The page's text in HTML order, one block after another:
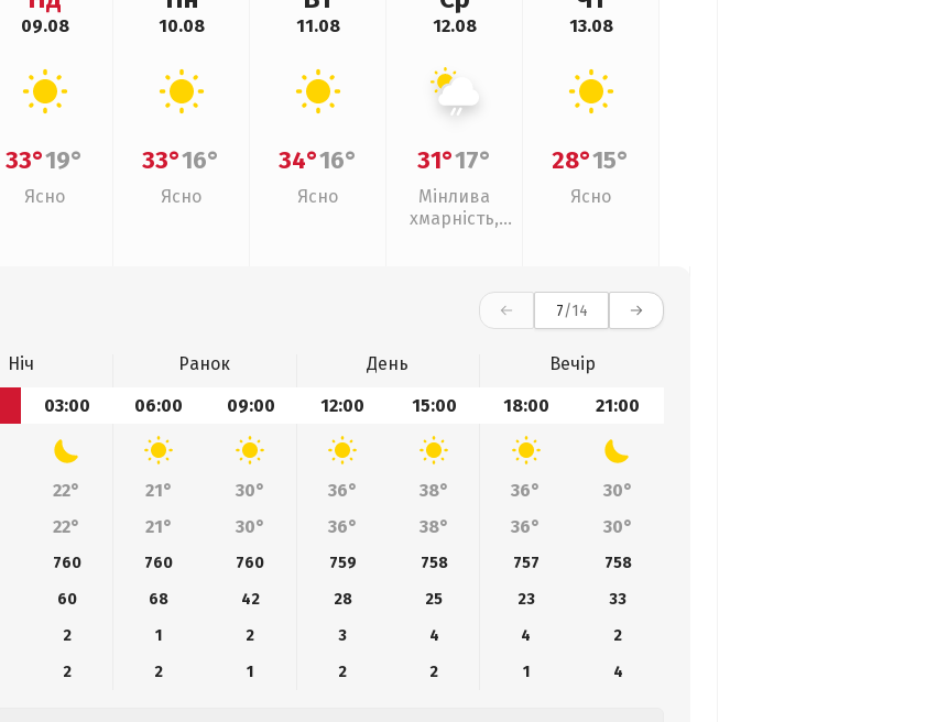
09.08
33°19°
Ясно
10.08
33°16°
Ясно
11.08
34°16°
Ясно
12.08
31°17°
Мінлива
хмарність,
13.08
28°15°
Ясно
7/14
Ніч Ранок День
Вечір
03:00 06:00 09:00 12:00 15:00 18:00 21:00
22° 21° 30° 36° 38° 36°
30°
22° 21° 30° 36° 38° 36° 30°
760 760 760 759 758 757
758
60 68 42 28 25 23
33
2 1 2 3 4 4
2
2 2 1 2 2 1 4